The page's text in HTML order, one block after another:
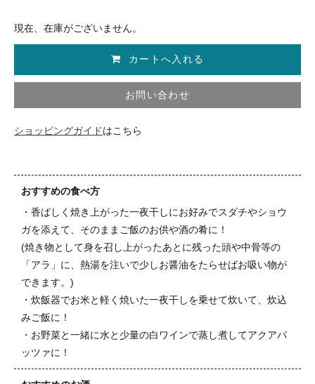
現在、在庫がございません。
お問い合わせ
ショッピングガイドはこちら
おすすめの食べ方
・香ばしく焼き上がった一夜干しにお好みでスダチやショウ
ガを添えて、そのままご飯のお供や酒の肴に！
(焼き物として身を召し上がったあとに残った頭や中骨等の
「アラ」に、熱湯を注いで少しお醤油をたらせばお吸い物が
できます。)
・炊飯器でお米と軽く焼いた一夜干しを乗せて炊いて、炊込
みご飯に！
・お野菜と一緒に水と少量の白ワインで蒸し煮してアクアパ
ッツァに！